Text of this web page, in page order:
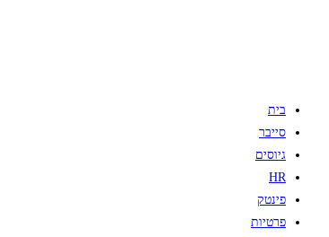
בית
סייבר
גיוסים
HR
פינטק
פרטיות